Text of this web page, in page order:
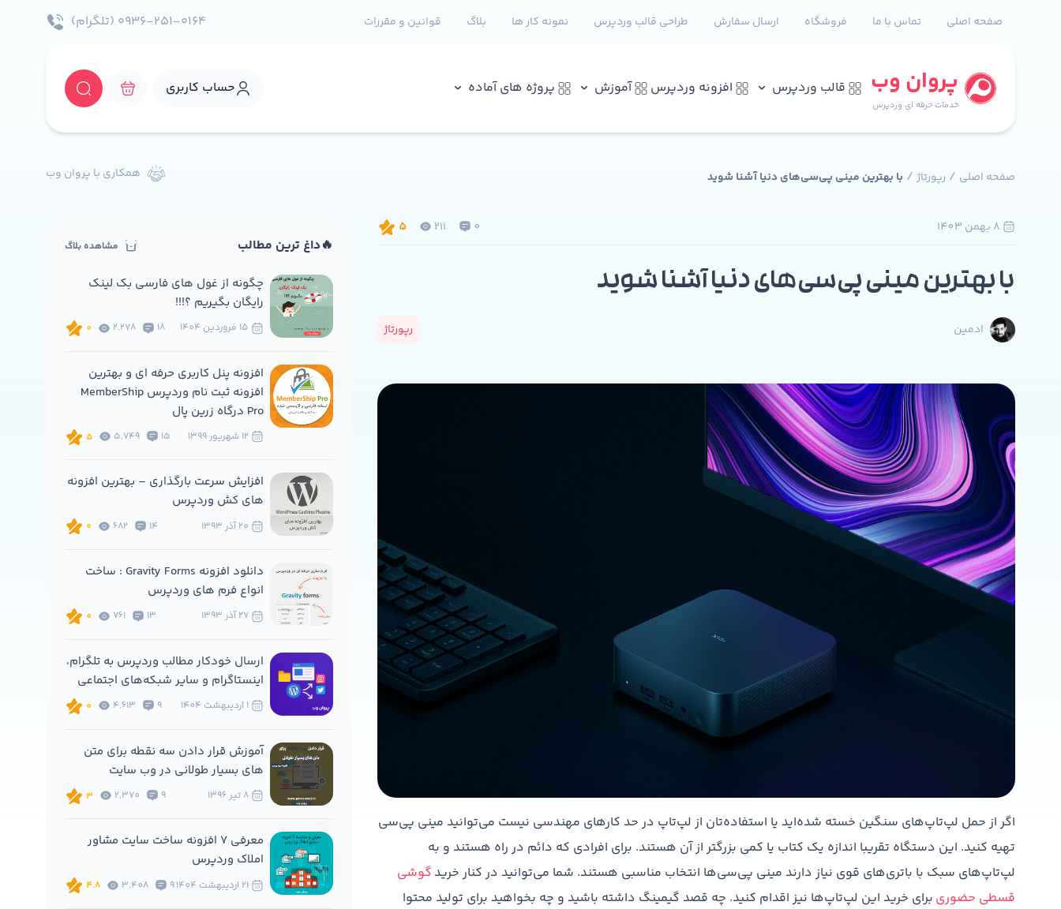
صفحه اصلی تماس با ما فروشگاه ارسال سفارش طراحی قالب وردپرس نمونه کار ها بلاگ قوانین و مقررات ۰۹۳۶-۲۵۱-۰۱۶۴ (تلگرام)
پروان وب
خدمات حرفه ای وردپرس
قالب وردپرس افزونه وردپرس آموزش پروژه های آماده حساب کاربری
صفحه اصلی / رپورتاژ / با بهترین مینی پی‌سی‌های دنیا آشنا شوید همکاری با پروان وب
0
211
5
با بهترین مینی پی‌سی‌های دنیا آشنا شوید
ادمین رپورتاژ
اگر از حمل لپ‌تاپ‌های سنگین خسته شده‌اید یا استفاده‌تان از لپ‌تاپ در حد کارهای مهندسی نیست می‌توانید مینی‌ پی‌سی
تهیه کنید. این دستگاه تقریبا اندازه یک کتاب یا کمی بزرگتر از آن هستند. برای افرادی که دائم در راه هستند و به
لپ‌تاپ‌های سبک با باتری‌های قوی نیاز دارند مینی پی‌سی‌ها انتخاب مناسبی هستند. شما می‌توانید در کنار خرید گوشی
قسطی حضوری برای خرید این لپ‌تاپ‌ها نیز اقدام کنید. چه قصد گیمینگ داشته باشید و چه بخواهید برای تولید محتوا
🔥داغ ترین مطالب مشاهده بلاگ
چگونه از غول های فارسی بک لینک
رایگان بگیریم ؟!!!
18
2,278
0
افزونه پنل کاربری حرفه ای و بهترین
افزونه ثبت نام وردپرس MemberShip
Pro درگاه زرین پال
15
5,749
5
افزایش سرعت بارگذاری – بهترین افزونه
های کش وردپرس
14
682
0
دانلود افزونه Gravity Forms : ساخت
انواع فرم های وردپرس
13
761
0
ارسال خودکار مطالب وردپرس به تلگرام،
اینستاگرام و سایر شبکه‌های اجتماعی
9
4,613
0
آموزش قرار دادن سه نقطه برای متن
های بسیار طولانی در وب سایت
9
2,370
3
معرفی 7 افزونه ساخت سایت مشاور
املاک وردپرس
9
3,408
4.8